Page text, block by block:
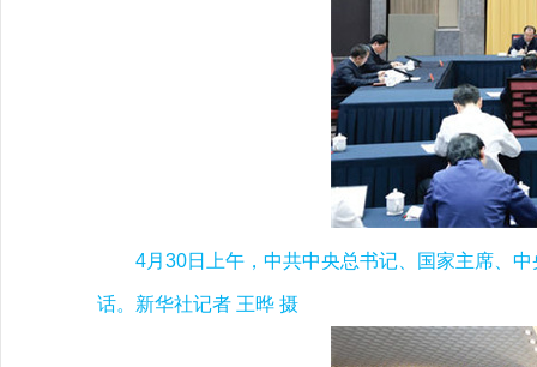
4月30日上午，中共中央总书记、国家主席、
话。新华社记者 王晔 摄